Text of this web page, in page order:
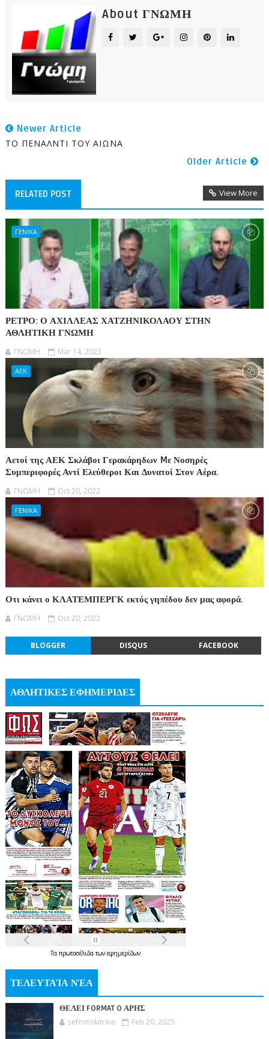
About ΓΝΩΜΗ
Newer Article
ΤΟ ΠΕΝΑΛΝΤΙ ΤΟΥ ΑΙΩΝΑ
Older Article
RELATED POST View More
ΓΕΝΙΚΑ
ΡΕΤΡΟ: Ο ΑΧΙΛΛΕΑΣ ΧΑΤΖΗΝΙΚΟΛΑΟΥ ΣΤΗΝ
ΑΘΛΗΤΙΚΗ ΓΝΩΜΗ
ΓΝΩΜΗ Mar 14, 2023
ΑΕΚ
Αετοί της ΑΕΚ Σκλάβοι Γερακάρηδων Mε Νοσηρές
Συμπεριφορές Αντί Ελεύθεροι Και Δυνατοί Στον Αέρα.
ΓΝΩΜΗ Oct 20, 2022
ΓΕΝΙΚΑ
Οτι κάνει ο ΚΛΑΤΕΜΠΕΡΓΚ εκτός γηπέδου δεν μας αφορά.
ΓΝΩΜΗ Oct 20, 2022
BLOGGER DISQUS FACEBOOK
ΑΘΛΗΤΙΚΕΣ ΕΦΗΜΕΡΙΔΕΣ
Τα πρωτοσέλιδατων εφημερίδων
ΤΕΛΕΥΤΑΊΑ ΝΈΑ
ΘΕΛΕΙ FORMAT O ΑΡΗΣ
sefontokitrino Feb 20, 2025